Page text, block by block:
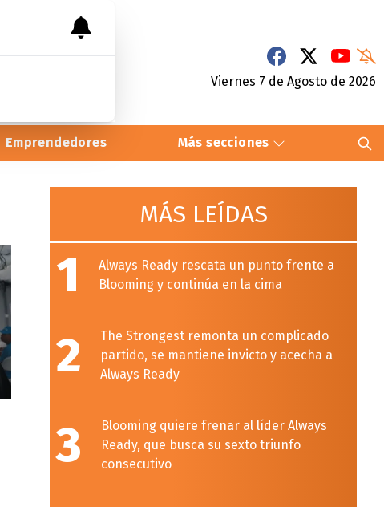
Viernes 7 de Agosto de 2026
Emprendedores Más secciones
MÁS LEÍDAS
1
Always Ready rescata un punto frente a
Blooming y continúa en la cima
2
The Strongest remonta un complicado
partido, se mantiene invicto y acecha a
Always Ready
3
Blooming quiere frenar al líder Always
Ready, que busca su sexto triunfo
consecutivo